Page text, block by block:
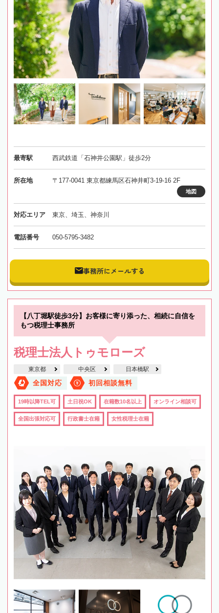
最寄駅 西武鉄道「石神井公園駅」徒歩2分
所在地 〒177-0041 東京都練馬区石神井町3-19-16 2F
地図
対応エリア 東京、埼玉、神奈川
電話番号 050-5795-3482
事務所にメールする
【八丁堀駅徒歩3分】お客様に寄り添った、相続に自信を
もつ税理士事務所
税理士法人トゥモローズ
東京都 中央区 日本橋駅
全国対応 初回相談無料
19時以降TEL可 土日祝OK 在籍数10名以上 オンライン相談可
全国出張対応可 行政書士在籍 女性税理士在籍